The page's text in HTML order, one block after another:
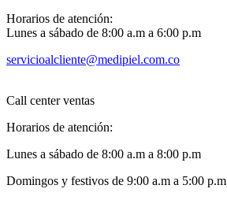
Horarios de atención:
Lunes a sábado de 8:00 a.m a 6:00 p.m
servicioalcliente@medipiel.com.co
Call center ventas
Horarios de atención:
Lunes a sábado de 8:00 a.m a 8:00 p.m
Domingos y festivos de 9:00 a.m a 5:00 p.m